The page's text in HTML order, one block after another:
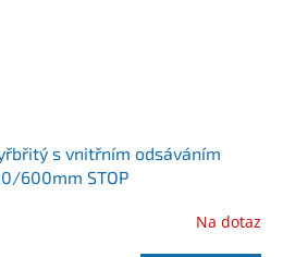
s vnitřním odsáváním
600mm STOP
Na dotaz